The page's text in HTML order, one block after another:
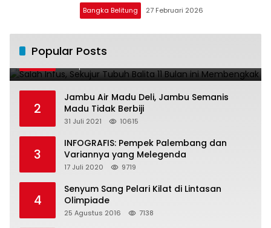
Trade In di Belitung Timur
Bangka Belitung 27 Februari 2026
Popular Posts
1
ini Membengkak
28 April 2016 11022
2
Jambu Air Madu Deli, Jambu Semanis
Madu Tidak Berbiji
31 Juli 2021 10615
3
INFOGRAFIS: Pempek Palembang dan
Variannya yang Melegenda
17 Juli 2020 9719
4
Senyum Sang Pelari Kilat di Lintasan
Olimpiade
25 Agustus 2016 7138